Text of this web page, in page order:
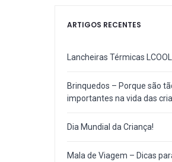
ARTIGOS RECENTES
Lancheiras Térmicas
Brinquedos – Porque são
importantes na vida das
Dia Mundial da Criança!
Mala de Viagem – Dicas